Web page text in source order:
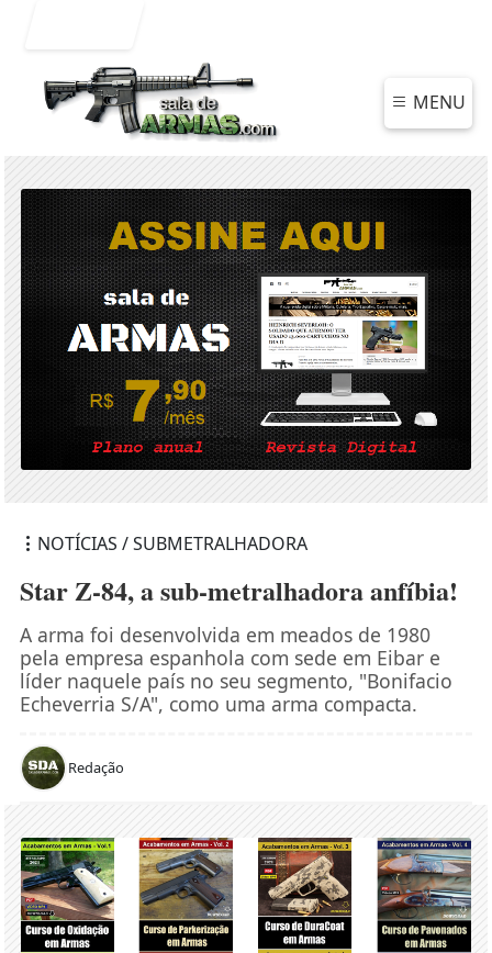
MENU
NOTÍCIAS / SUBMETRALHADORA
Star Z-84, a sub-metralhadora anfíbia!
A arma foi desenvolvida em meados de 1980
pela empresa espanhola com sede em Eibar e
líder naquele país no seu segmento, "Bonifacio
Echeverria S/A", como uma arma compacta.
Redação